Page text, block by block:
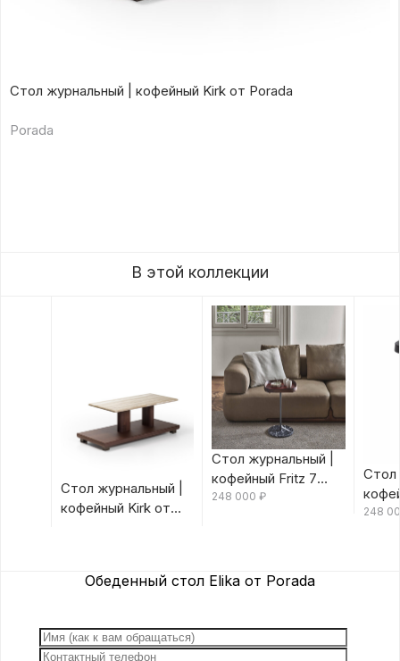
Стол журнальный | кофейный Kirk от Porada
Porada
В этой коллекции
Стол журнальный |
кофейный Kirk от
Стол журнальный |
кофейный Fritz 7
Canaletta/Rosso
248 000 ₽
Стол
248
Обеденный стол Elika от Porada